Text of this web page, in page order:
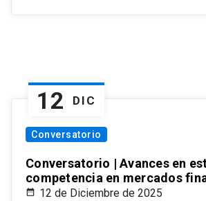
12 DIC
Conversatorio
Conversatorio | Avances en
competencia en mercados
12 de Diciembre de 2025